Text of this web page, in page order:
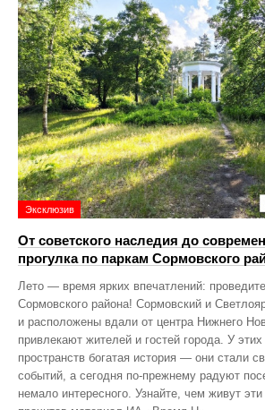
Эксклюзив
От советского наследия до
прогулка по паркам Сормовского
Лето — время ярких впечатлений:
Сормовского района! Сормовский и
и расположены вдали от центра Нижнего
привлекают жителей и гостей города. У
пространств богатая история — они стали
событий, а сегодня по‑прежнему радуют
немало интересного. Узнайте, чем живут